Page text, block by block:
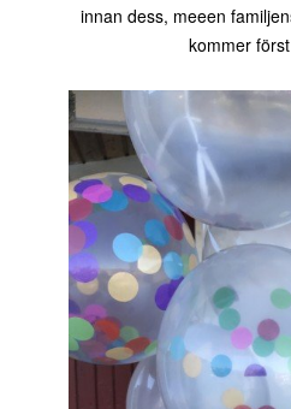
innan dess, meeen
kommer